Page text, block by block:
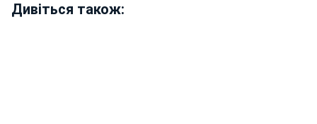
Дивіться також: